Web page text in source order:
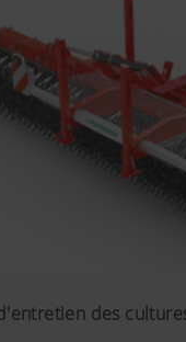
plus bas.
Internet et sur
Ainsi, les
utilisons pour cela le
ne soit des